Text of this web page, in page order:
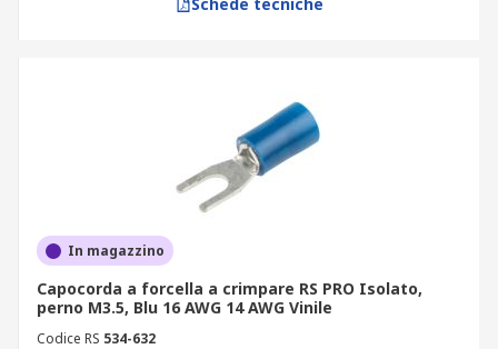
In magazzino
Capocorda a forcella a crimpare RS PRO Isolato,
perno M3.5, Blu 16 AWG 14 AWG Vinile
Codice RS 534-632